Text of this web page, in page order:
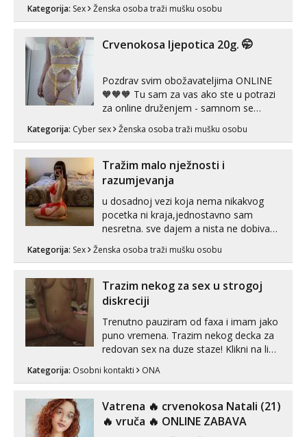
Kategorija: Sex Ženska osoba traži mušku osobu
Crvenokosa ljepotica 20g. 🤭
Pozdrav svim obožavateljima ONLINE
🧡🧡🧡 Tu sam za vas ako ste u potrazi
za online druženjem - samnom se
možete zabaviti preko videopoziva, ili
ako vam nisam dovoljna radim i u paru i
😉 Radim i vruća tipkanja uz slike i hot
line pozive. Za vas sam pripremila ...
Kategorija: Cyber sex Ženska osoba traži mušku osobu
Tražim malo nježnosti i
razumjevanja
u dosadnoj vezi koja nema nikakvog
pocetka ni kraja,jednostavno sam
nesretna. sve dajem a nista ne dobivam
zadovoljiti moje potrebe,ne trazim puno
volim njezan seks i njezne poljupce po
tijelu koji me jako pale,obozavam kad
Kategorija: Sex Ženska osoba traži mušku osobu
Trazim nekog za sex u strogoj
diskreciji
Trenutno pauziram od faxa i imam jako
puno vremena. Trazim nekog decka za
redovan sex na duze staze! Klikni na link
Kategorija: Osobni kontakti ONA
Vatrena ‎️‍🔥 crvenokosa Natali (21)
‎️‍🔥 vruča‎ ️‍🔥 ONLINE ZABAVA